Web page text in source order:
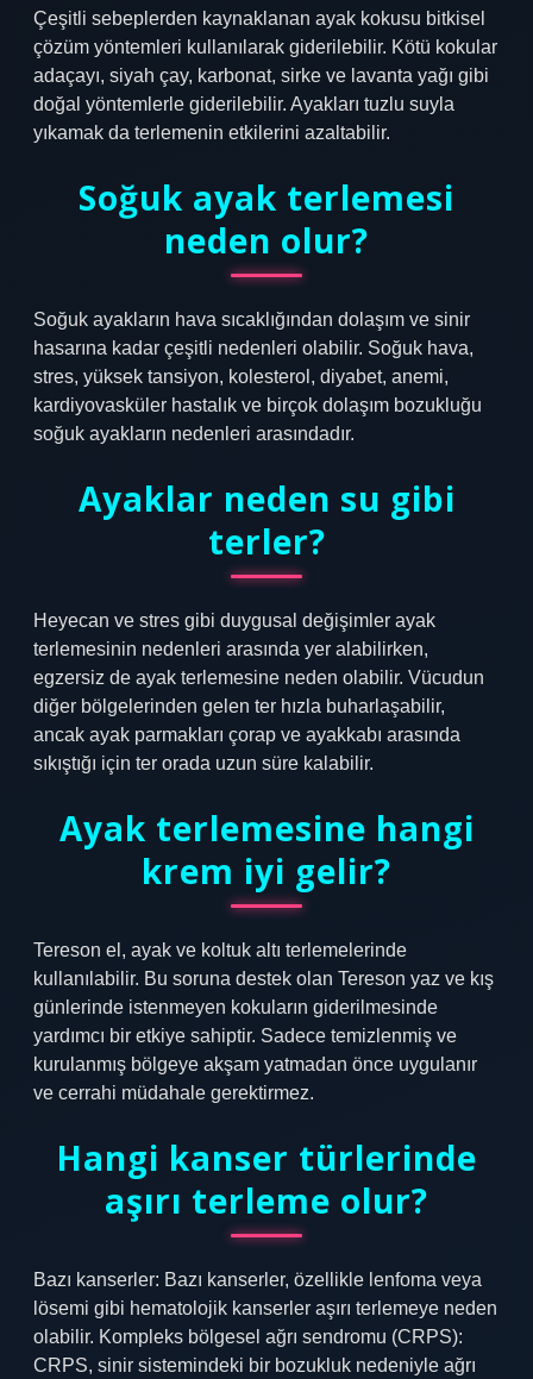
Çeşitli sebeplerden kaynaklanan ayak kokusu bitkisel
çözüm yöntemleri kullanılarak giderilebilir. Kötü kokular
adaçayı, siyah çay, karbonat, sirke ve lavanta yağı gibi
doğal yöntemlerle giderilebilir. Ayakları tuzlu suyla
yıkamak da terlemenin etkilerini azaltabilir.
Soğuk ayak terlemesi
neden olur?
Soğuk ayakların hava sıcaklığından dolaşım ve sinir
hasarına kadar çeşitli nedenleri olabilir. Soğuk hava,
stres, yüksek tansiyon, kolesterol, diyabet, anemi,
kardiyovasküler hastalık ve birçok dolaşım bozukluğu
soğuk ayakların nedenleri arasındadır.
Ayaklar neden su gibi
terler?
Heyecan ve stres gibi duygusal değişimler ayak
terlemesinin nedenleri arasında yer alabilirken,
egzersiz de ayak terlemesine neden olabilir. Vücudun
diğer bölgelerinden gelen ter hızla buharlaşabilir,
ancak ayak parmakları çorap ve ayakkabı arasında
sıkıştığı için ter orada uzun süre kalabilir.
Ayak terlemesine hangi
krem iyi gelir?
Tereson el, ayak ve koltuk altı terlemelerinde
kullanılabilir. Bu soruna destek olan Tereson yaz ve kış
günlerinde istenmeyen kokuların giderilmesinde
yardımcı bir etkiye sahiptir. Sadece temizlenmiş ve
kurulanmış bölgeye akşam yatmadan önce uygulanır
ve cerrahi müdahale gerektirmez.
Hangi kanser türlerinde
aşırı terleme olur?
Bazı kanserler: Bazı kanserler, özellikle lenfoma veya
lösemi gibi hematolojik kanserler aşırı terlemeye neden
olabilir. Kompleks bölgesel ağrı sendromu (CRPS):
CRPS, sinir sistemindeki bir bozukluk nedeniyle ağrı